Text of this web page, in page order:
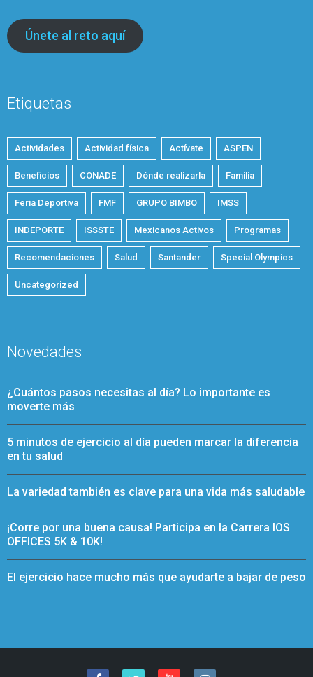
Únete al reto aquí
Etiquetas
Actividades Actividad física Actívate ASPEN
Beneficios CONADE Dónde realizarla Familia
Feria Deportiva FMF GRUPO BIMBO IMSS
INDEPORTE ISSSTE Mexicanos Activos Programas
Recomendaciones Salud Santander Special Olympics
Uncategorized
Novedades
¿Cuántos pasos necesitas al día? Lo importante es
moverte más
5 minutos de ejercicio al día pueden marcar la diferencia
en tu salud
La variedad también es clave para una vida más saludable
¡Corre por una buena causa! Participa en la Carrera IOS
OFFICES 5K & 10K!
El ejercicio hace mucho más que ayudarte a bajar de peso